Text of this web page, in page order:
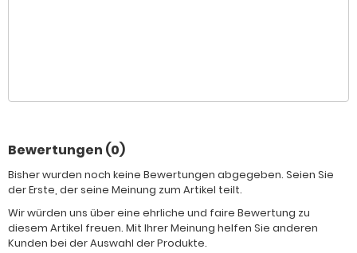
Bewertungen (0)
Bisher wurden noch keine Bewertungen abgegeben. Seien Sie
der Erste, der seine Meinung zum Artikel teilt.
Wir würden uns über eine ehrliche und faire Bewertung zu
diesem Artikel freuen. Mit Ihrer Meinung helfen Sie anderen
Kunden bei der Auswahl der Produkte.